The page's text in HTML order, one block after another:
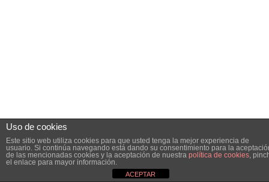
Uso de cookies
Este sitio web utiliza cookies para que usted tenga la mejor experiencia de
usuario. Si continúa navegando está dando su consentimiento para la
de las mencionadas cookies y la aceptación de nuestra política de cookies,
el enlace para mayor información.
ACEPTAR